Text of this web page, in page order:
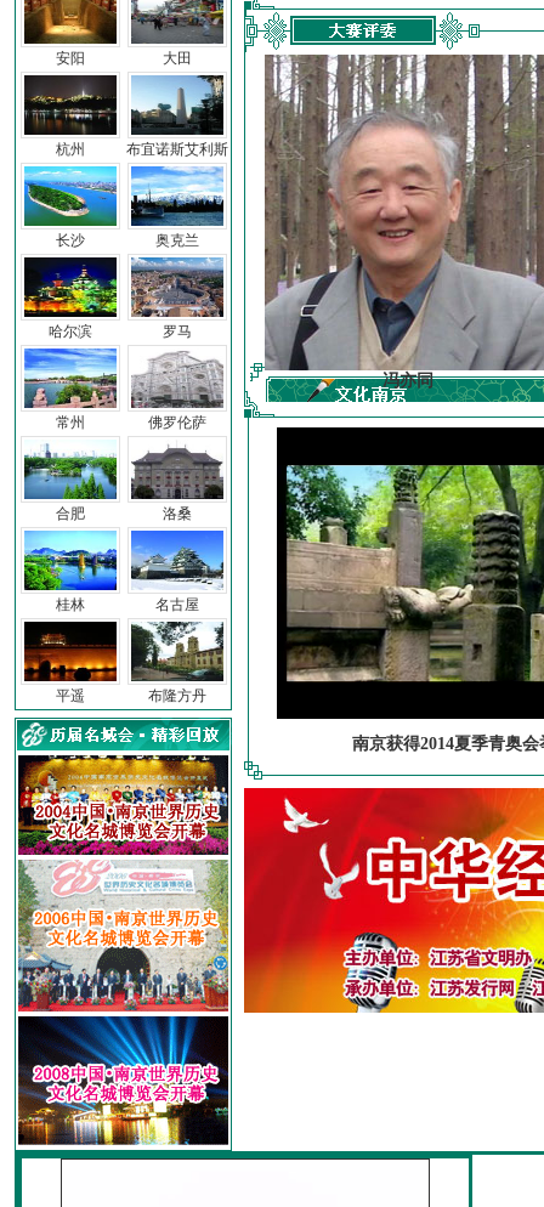
安阳
杭州
长沙
哈尔滨
常州
合肥
桂林
平遥
大田
布宜诺斯艾利斯
奥克兰
罗马
佛罗伦萨
洛桑
名古屋
布隆方丹
车前子 冯亦同
南京获得2014夏季青奥会